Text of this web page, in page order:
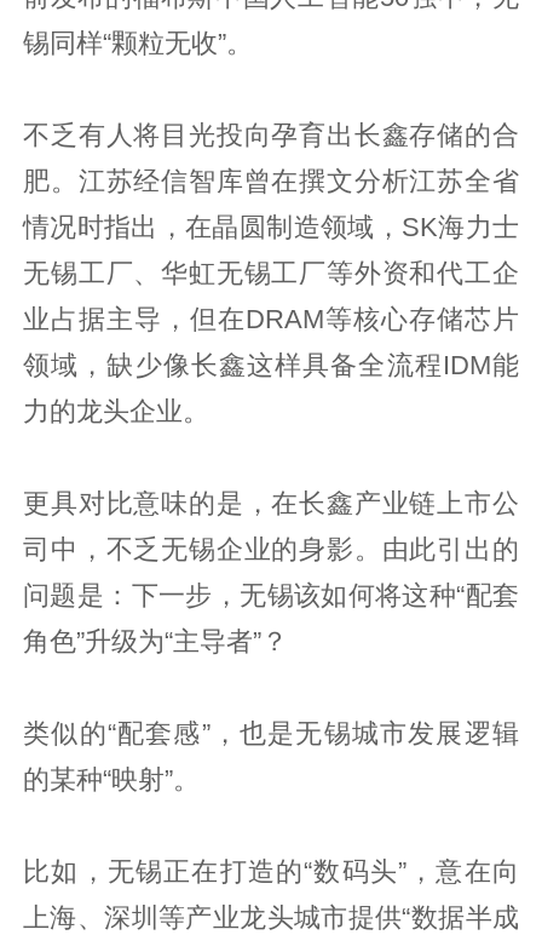
锡同样“颗粒无收”。
不乏有人将目光投向孕育出长鑫存储的合
肥。江苏经信智库曾在撰文分析江苏全省
情况时指出，在晶圆制造领域，SK海力士
无锡工厂、华虹无锡工厂等外资和代工企
业占据主导，但在DRAM等核心存储芯片
领域，缺少像长鑫这样具备全流程IDM能
力的龙头企业。
更具对比意味的是，在长鑫产业链上市公
司中，不乏无锡企业的身影。由此引出的
问题是：下一步，无锡该如何将这种“配套
角色”升级为“主导者”？
类似的“配套感”，也是无锡城市发展逻辑
的某种“映射”。
比如，无锡正在打造的“数码头”，意在向
上海、深圳等产业龙头城市提供“数据半成